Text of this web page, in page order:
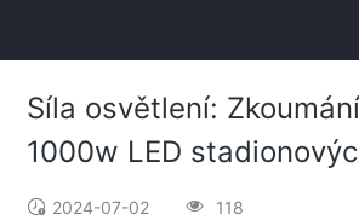
Síla osvětlení:
1000w LED
2024-07-02 118